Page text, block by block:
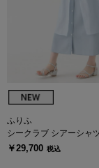
ふりふ
シークラブ シアーシャ
￥29,700 税込